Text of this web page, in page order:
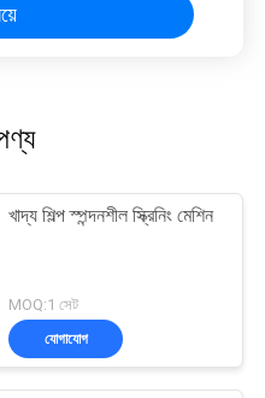
খাদ্য শিল্প স্পন্দনশীল স্ক্রিনিং মেশিন
MOQ:1 সেট
যোগাযোগ